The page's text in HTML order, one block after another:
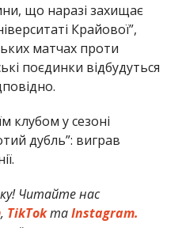
що наразі захищає
Крайової”,
матчах проти
поєдинки відбудуться
клубом у сезоні
дубль”: виграв
Читайте нас
, TikTokтаInstagram.